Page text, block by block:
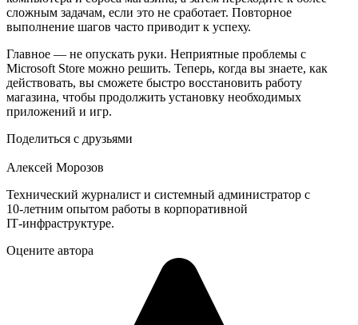
сложным задачам, если это не сработает. Повторное
выполнение шагов часто приводит к успеху.
Главное — не опускать руки. Неприятные проблемы с
Microsoft Store можно решить. Теперь, когда вы знаете, как
действовать, вы сможете быстро восстановить работу
магазина, чтобы продолжить установку необходимых
приложений и игр.
Поделиться с друзьями
Алексей Морозов
Технический журналист и системный администратор с
10‑летним опытом работы в корпоративной
IT‑инфраструктуре.
Оцените автора